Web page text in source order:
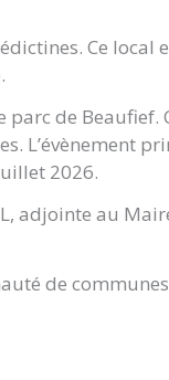
Ce local
de Beaufief.
L’évènement
2026.
adjointe au
de communes